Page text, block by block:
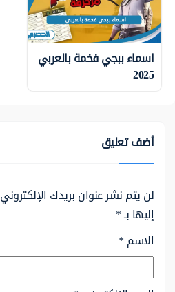
اسماء ببجي فخمة بالعربي
2025
أضف تعليق
لن يتم نشر عنوان بريدك
إليها بـ*
الاسم*